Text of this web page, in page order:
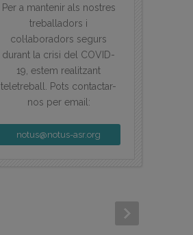
Per a mantenir als nostres
treballadors i
col·laboradors segurs
durant la crisi del COVID-
19, estem realitzant
teletreball. Pots contactar-
nos per email:
notus@notus-asr.org